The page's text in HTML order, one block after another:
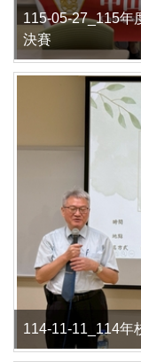
115-05-27_115年
決賽
114-11-11_114年